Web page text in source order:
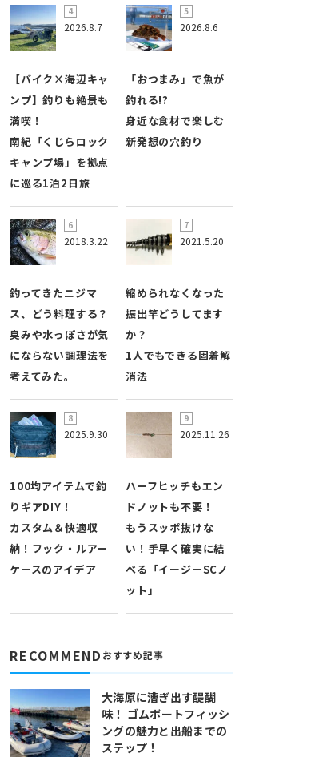
2026.8.7
【バイク×海辺キャ
ンプ】釣りも絶景も
満喫！
南紀「くじらロック
キャンプ場」を拠点
に巡る1泊2日旅
2026.8.6
「おつまみ」で魚が
釣れる!?
身近な食材で楽しむ
新発想の穴釣り
2018.3.22
釣ってきたニジマ
ス、どう料理する？
臭みや水っぽさが気
にならない調理法を
考えてみた。
2021.5.20
縮められなくなった
振出竿どうしてます
か？
1人でもできる固着解
消法
2025.9.30
100均アイテムで釣
りギアDIY！
カスタム＆快適収
納！フック・ルアー
ケースのアイデア
2025.11.26
ハーフヒッチもエン
ドノットも不要！
もうスッポ抜けな
い！手早く確実に結
べる「イージーSCノ
ット」
RECOMMEND おすすめ記事
大海原に漕ぎ出す醍醐
味！ ゴムボートフィッシ
ングの魅力と出船までの
ステップ！